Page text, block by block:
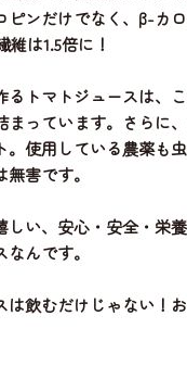
ピンだけでなく、β-カ
維は1.5倍に！
るトマトジュースは、
まっています。さらに
。使用している農薬も
害です。
しい、安心・安全・栄
なんです。
は飲むだけじゃない！